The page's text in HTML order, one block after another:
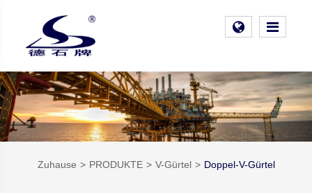
Zuhause PRODUKTE V-Gürtel Doppel-V-Gürtel